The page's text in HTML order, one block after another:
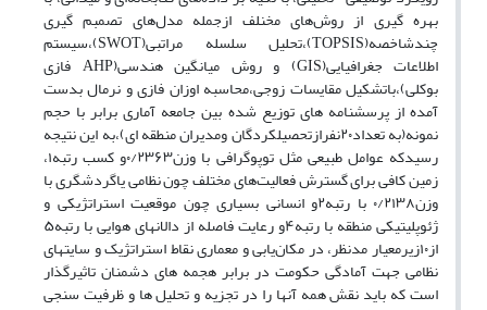
بهره گیری از روش‌های مخنلف ازجمله مدل‌های تصمبم گیری
چندشاخصه(TOPSIS)،تحلیل‌ سلسله مراتبی(SWOT)،سیستم
اطلاعات جغرافیایی(GIS) و روش میانگین هندسی(AHP فازی
بوکلی)،باتشکیل مقایسات زوجی،محاسبه اوزان فازی و نرمال بدست
آمده از پرسشنامه های توزیع شده بین جامعه آماری برابر با حجم
نمونه(به تعداد۲۰نفرازتحصیلکردگان ومدیران منطقه ای)،به این نتیجه
رسیدکه عوامل طبیعی مثل توپوگرافی با وزن۰/۲۳۶۳و کسب رتبه۱،
زمین کافی برای گسترش فعالیت‌های مختلف چون نظامی یاگردشگری با
وزن۰/۲۱۳۸ با رتبه۲و انسانی بسیاری چون موقعیت استراتژیکی و
ژئوپلیتیکی منطقه با رتبه۴و رعایت فاصله از دالان­های هوایی با رتبه۵
از۱۰زیرمعیار مدنظر، در مکان‌یابی و معماری نقاط استراتژیک و سایت­های
نظامی جهت آمادگی حکومت در برابر هجمه های دشمنان تاثیرگذار
است که باید نقش همه آنها را در تجزیه و تحلیل­ ها و ظرفیت سنجی